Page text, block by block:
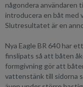
någondera användaren
introducera en båt med
Slutresultatet är en
Nya Eagle BR 640 har
finslipats så att båten
formgivning gör att
vattenstänk till sidorna